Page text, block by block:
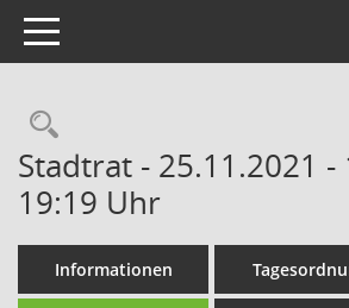
Toggle navigation
Rechercheauswahl
Stadtrat - 25.11.2021 -
19:19 Uhr
Informationen